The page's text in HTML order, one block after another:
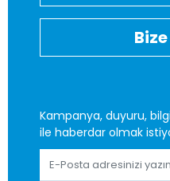
Kampanya, duyuru,
ile haberdar olmak